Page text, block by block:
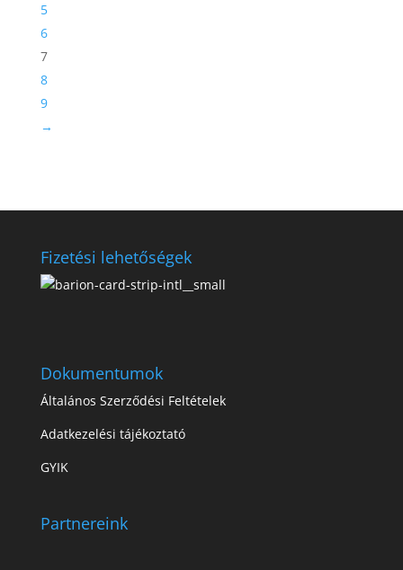
5
6
7
8
9
→
Fizetési lehetőségek
Dokumentumok
Általános Szerződési Feltételek
Adatkezelési tájékoztató
GYIK
Partnereink